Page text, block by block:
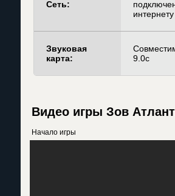
Сеть:
интернету
Звуковая
карта:
9.0c
Видео игры Зов
Начало игры